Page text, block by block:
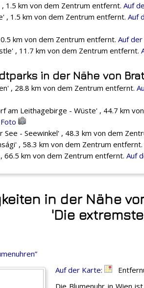
1.5 km von dem Zentrum entfernt. Auf
, 1.5 km von dem Zentrum entfernt. Auf
km von dem Zentrum entfernt. Auf
, 11.7 km von dem Zentrum entfernt.
in der Nähe von
, 28.8 km von dem Zentrum entfernt.
am Leithagebirge - Wüste' , 44.7 km
Foto
- Seewinkel' , 48.3 km von dem
, 58.3 km von dem Zentrum entfernt.
66.5 km von dem Zentrum entfernt. Auf
in der Nähe
'Die
Auf der Karte:
Die Blumenuhr in Wien